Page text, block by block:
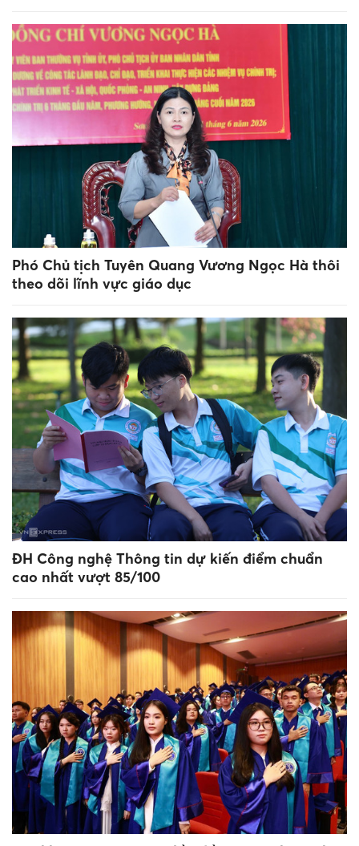
Phó Chủ tịch Tuyên Quang Vương Ngọc Hà thôi
theo dõi lĩnh vực giáo dục
ĐH Công nghệ Thông tin dự kiến điểm chuẩn
cao nhất vượt 85/100